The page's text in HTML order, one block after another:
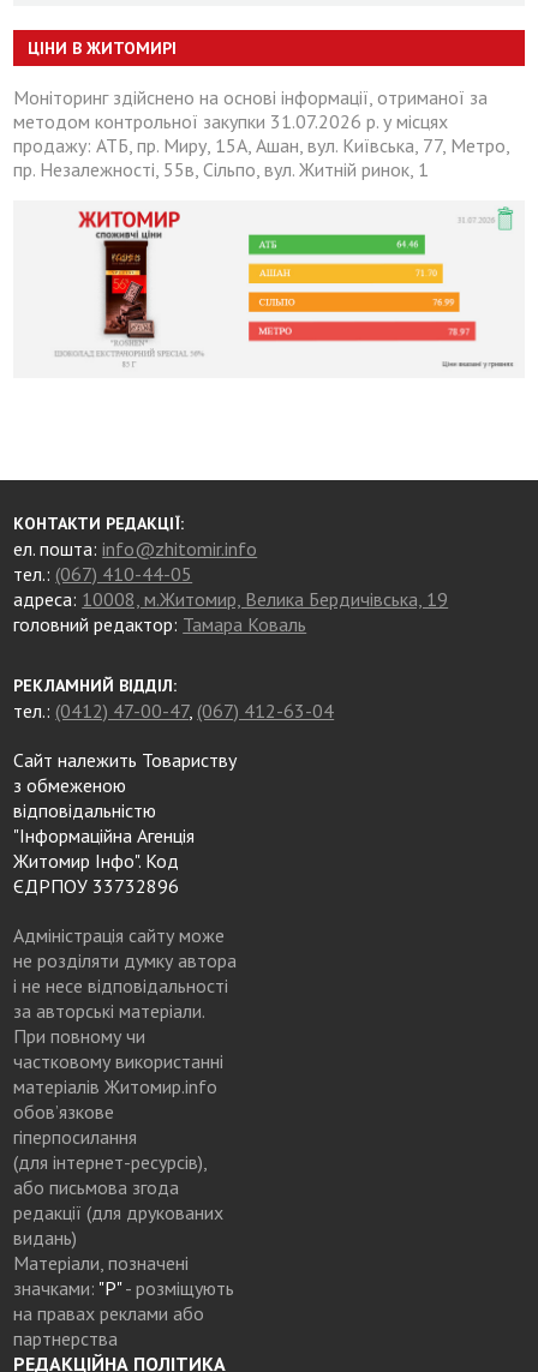
ЦІНИ В ЖИТОМИРІ
Моніторинг здійснено на основі інформації, отриманої за
методом контрольної закупки 31.07.2026 р. у місцях
продажу: АТБ, пр. Миру, 15А, Ашан, вул. Київська, 77, Метро,
пр. Незалежності, 55в, Сільпо, вул. Житній ринок, 1
КОНТАКТИ РЕДАКЦІЇ:
ел. пошта:info@zhitomir.info
тел.: (067) 410-44-05
адреса: 10008, м.Житомир, Велика Бердичівська, 19
головний редактор: Тамара Коваль
РЕКЛАМНИЙ ВІДДІЛ:
тел.: (0412) 47-00-47, (067) 412-63-04
Сайт належить Товариству
з обмеженою
відповідальністю
"Інформаційна Агенція
Житомир Інфо". Код
ЄДРПОУ 33732896
Адміністрація сайту може
не розділяти думку автора
і не несе відповідальності
за авторські матеріали.
При повному чи
частковому використанні
матеріалів Житомир.info
обов’язкове
гіперпосилання
(для інтернет-ресурсів),
або письмова згода
редакції (для друкованих
видань)
Матеріали, позначені
значками: "Р"- розміщують
на правах реклами або
партнерства
РЕДАКЦІЙНА ПОЛІТИКА